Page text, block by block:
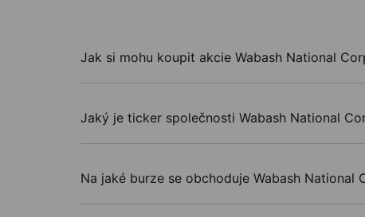
Jak si mohu koupit akcie Wabash National
Jaký je ticker společnosti Wabash National
Na jaké burze se obchoduje Wabash National